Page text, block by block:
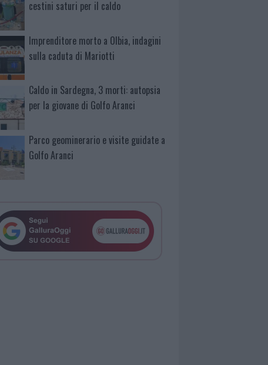
cestini saturi per il caldo
Imprenditore morto a Olbia, indagini
sulla caduta di Mariotti
Caldo in Sardegna, 3 morti: autopsia
per la giovane di Golfo Aranci
Parco geominerario e visite guidate a
Golfo Aranci